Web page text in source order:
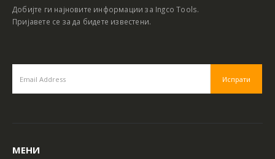
Добијте ги најновите информации за Ingco Tools.
Пријавете се за да бидете известени.
МЕНИ